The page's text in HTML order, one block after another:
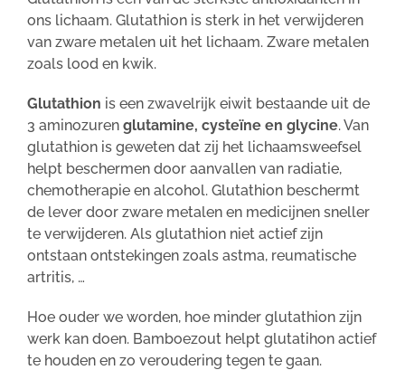
ons lichaam. Glutathion is sterk in het verwijderen
van zware metalen uit het lichaam. Zware metalen
zoals lood en kwik.
Glutathion is een zwavelrijk eiwit bestaande uit de
3 aminozuren glutamine, cysteïne en glycine. Van
glutathion is geweten dat zij het lichaamsweefsel
helpt beschermen door aanvallen van radiatie,
chemotherapie en alcohol. Glutathion beschermt
de lever door zware metalen en medicijnen sneller
te verwijderen. Als glutathion niet actief zijn
ontstaan ontstekingen zoals astma, reumatische
artritis, …
Hoe ouder we worden, hoe minder glutathion zijn
werk kan doen. Bamboezout helpt glutatihon actief
te houden en zo veroudering tegen te gaan.